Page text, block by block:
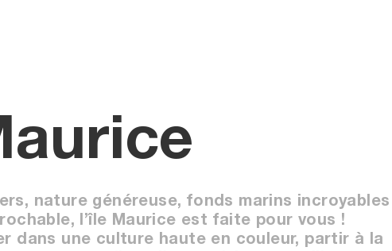
nature généreuse, fonds marins incroyables
l’île Maurice est faite pour vous !
dans une culture haute en couleur, partir à la